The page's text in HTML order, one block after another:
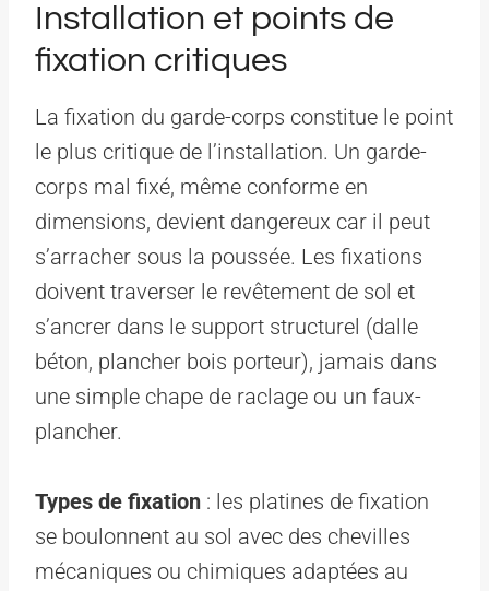
Installation et points de
fixation critiques
La fixation du garde-corps constitue le point
le plus critique de l’installation. Un garde-
corps mal fixé, même conforme en
dimensions, devient dangereux car il peut
s’arracher sous la poussée. Les fixations
doivent traverser le revêtement de sol et
s’ancrer dans le support structurel (dalle
béton, plancher bois porteur), jamais dans
une simple chape de raclage ou un faux-
plancher.
Types de fixation : les platines de fixation
se boulonnent au sol avec des chevilles
mécaniques ou chimiques adaptées au